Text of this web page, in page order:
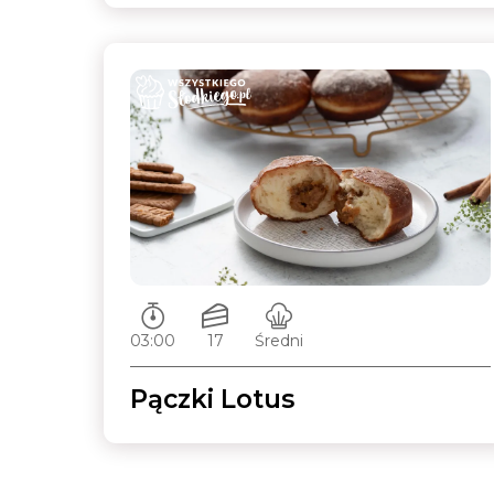
Czas przygotowywania:
03:00
Ilość porcji:
17
Poziom trudności:
Średni
Pączki Lotus